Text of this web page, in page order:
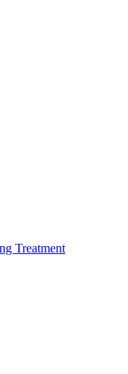
Treatment